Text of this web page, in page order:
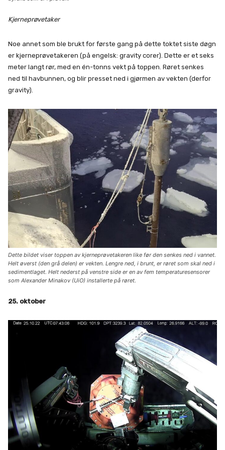
Kjerneprøvetaker
Noe annet som ble brukt for første gang på dette toktet siste døgn
er kjerneprøvetakeren (på engelsk: gravity corer). Dette er et seks
meter langt rør, med en én-tonns vekt på toppen. Røret senkes
ned til havbunnen, og blir presset ned i gjørmen av vekten (derfor
gravity).
Dette bildet viser toppen av kjerneprøvetakeren like før den senkes ned i vannet.
Helt øverst (den grå delen) er vekten. Lengre ned, i brunt, er røret som skal ned i
sedimentlaget. Helt nederst på venstre side er en av fem temperaturesensorer
som Alexander Minakov (UiO) installerte på røret.
25. oktober